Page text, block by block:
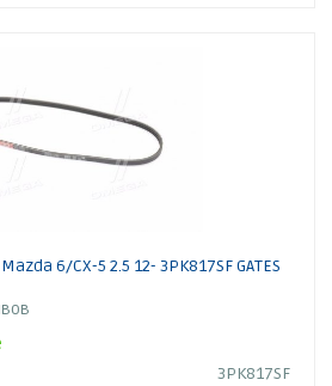
6/CX-5 2.5 12- 3PK817SF GATES
3PK817SF